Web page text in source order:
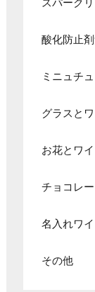
酸化防止
ミニュチ
グラスと
お花とワ
チョコレ
名入れワ
その他